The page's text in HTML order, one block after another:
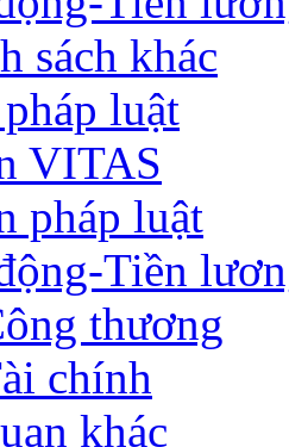
sách khác
luật
VITAS
pháp luật
Tiền
thương
chính
khác